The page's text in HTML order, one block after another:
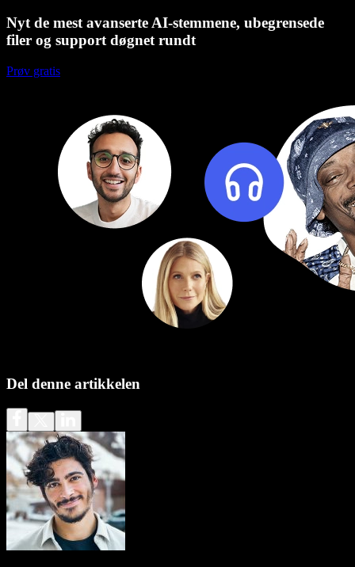
Nyt de mest avanserte AI-stemmene, ubegrensede
filer og support døgnet rundt
Prøv gratis
Del denne artikkelen